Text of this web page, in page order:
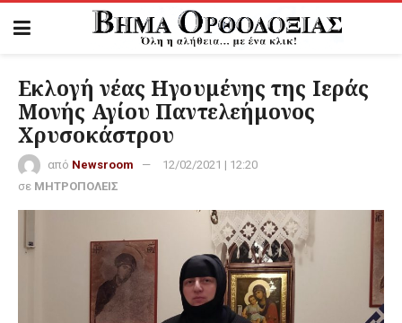
Εκλογή νέας Ηγουμένης της Ιεράς
Μονής Αγίου Παντελεήμονος
Χρυσοκάστρου
από Newsroom
12/02/2021 | 12:20
σε ΜΗΤΡΟΠΟΛΕΙΣ